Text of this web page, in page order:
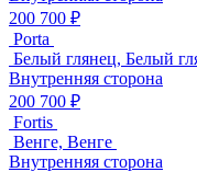
200 700 ₽
Porta
Белый глянец, Белый
Внутренняя сторона
200 700 ₽
Fortis
Венге, Венге
Внутренняя сторона